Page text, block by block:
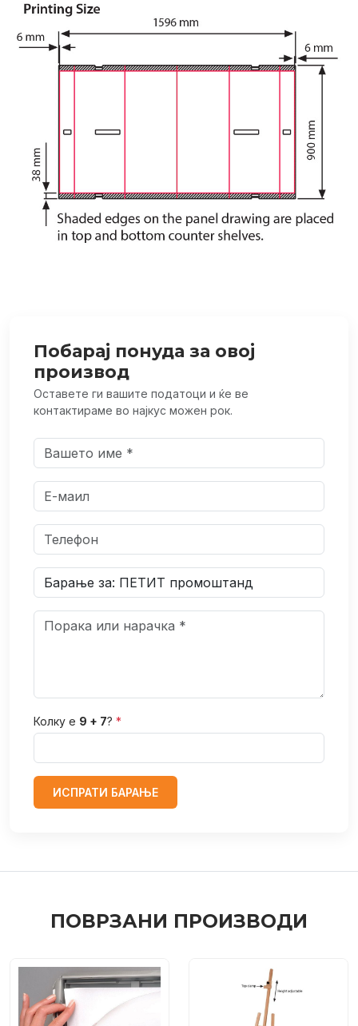
Побарај понуда за овој
производ
Оставете ги вашите податоци и ќе ве
контактираме во најкус можен рок.
Колку е 9 + 7? *
ИСПРАТИ БАРАЊЕ
ПОВРЗАНИ ПРОИЗВОДИ